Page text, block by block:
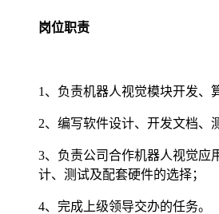
岗位职责
1、负责机器人视觉模块开发、
2、编写软件设计、开发文档、
3、负责公司合作机器人视觉应
计、测试及配套硬件的选择；
4、完成上级领导交办的任务。